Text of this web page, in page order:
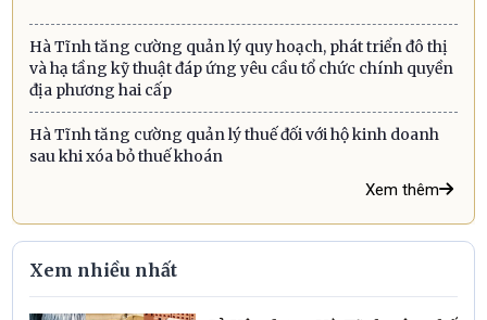
Hà Tĩnh tăng cường quản lý quy hoạch, phát triển đô thị
và hạ tầng kỹ thuật đáp ứng yêu cầu tổ chức chính quyền
địa phương hai cấp
Hà Tĩnh tăng cường quản lý thuế đối với hộ kinh doanh
sau khi xóa bỏ thuế khoán
Xem thêm
Xem nhiều nhất